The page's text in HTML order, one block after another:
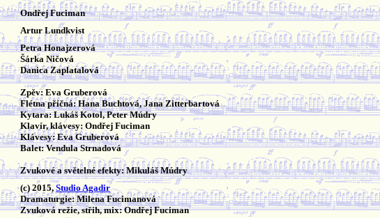
Ondřej Fuciman
Artur Lundkvist
Petra Honajzerová
Šárka Ničová
Danica Zaplatalová
Zpěv: Eva Gruberová
Flétna příčná: Hana Buchtová, Jana Zitterbartová
Kytara: Lukáš Kotol, Peter Múdry
Klavír, klávesy: Ondřej Fuciman
Klávesy: Eva Gruberová
Balet: Vendula Strnadová
Zvukové a světelné efekty: Mikuláš Múdry
(c) 2015, Studio Agadir
Dramaturgie: Milena Fucimanová
Zvuková režie, střih, mix: Ondřej Fuciman